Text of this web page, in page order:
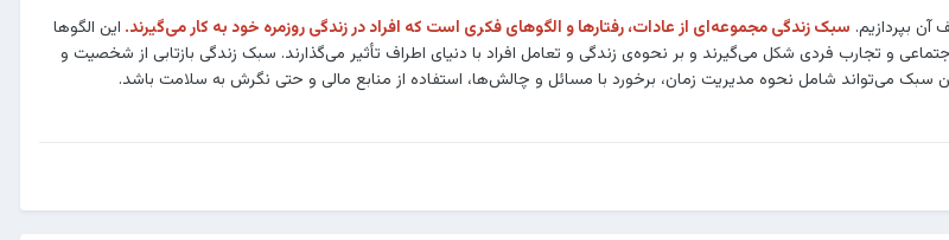
آن بپردازیم. سبک زندگی مجموعه‌ای از عادات، رفتارها و الگوهای فکری است که افراد در زندگی روزمره خود به کار می‌گیرند. این الگوها
و تجارب فردی شکل می‌گیرند و بر نحوه‌ی زندگی و تعامل افراد با دنیای اطراف تأثیر می‌گذارند. سبک زندگی بازتابی از شخصیت و
سبک می‌تواند شامل نحوه مدیریت زمان، برخورد با مسائل و چالش‌ها، استفاده از منابع مالی و حتی نگرش به سلامت باشد.